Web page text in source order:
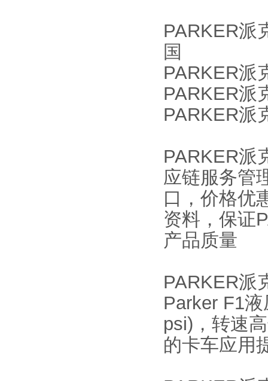
PARKER派
国
PARKER派
PARKER派
PARKER派
PARKER派
应链服务管
口，价格优
资料，保证
产品质量
PARKER派
Parker F1
psi)，转速
的卡车应用